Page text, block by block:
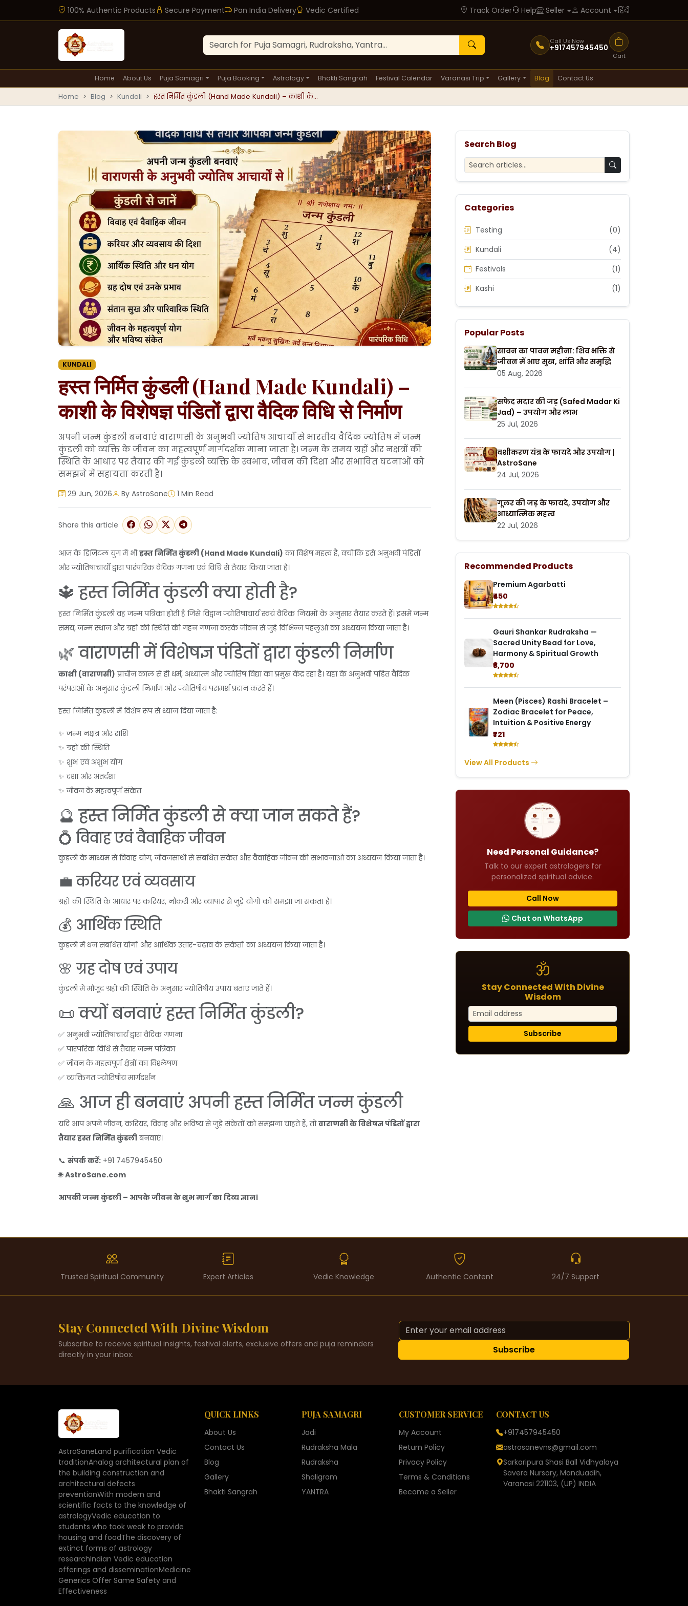
100% Authentic Products Secure Payment Pan India Delivery Vedic Certified Track Order Help Seller Account हिंदी
Call Us Now
+917457945450
Cart
Home About Us Puja Samagri Puja Booking Astrology Bhakti Sangrah Festival Calendar Varanasi Trip Gallery Blog Contact Us
Home Blog Kundali हस्त निर्मित कुंडली (Hand Made Kundali) – काशी के...
KUNDALI
हस्त निर्मित कुंडली (Hand Made Kundali) –
काशी के विशेषज्ञ पंडितों द्वारा वैदिक विधि से निर्माण
अपनी जन्म कुंडली बनवाएं वाराणसी के अनुभवी ज्योतिष आचार्यों से भारतीय वैदिक ज्योतिष में जन्म
कुंडली को व्यक्ति के जीवन का महत्वपूर्ण मार्गदर्शक माना जाता है। जन्म के समय ग्रहों और नक्षत्रों की
स्थिति के आधार पर तैयार की गई कुंडली व्यक्ति के स्वभाव, जीवन की दिशा और संभावित घटनाओं को
समझने में सहायता करती है।
29 Jun, 2026 By AstroSane 1 Min Read
Share this article
आज के डिजिटल युग में भीहस्त निर्मित कुंडली (Hand Made Kundali) का विशेष महत्व है, क्योंकि इसे अनुभवी पंडितों
और ज्योतिषाचार्यों द्वारा पारंपरिक वैदिक गणना एवं विधि से तैयार किया जाता है।
🔱 हस्त निर्मित कुंडली क्या होती है?
हस्त निर्मित कुंडली वह जन्म पत्रिका होती है जिसे विद्वान ज्योतिषाचार्य स्वयं वैदिक नियमों के अनुसार तैयार करते हैं। इसमें जन्म
समय, जन्म स्थान और ग्रहों की स्थिति की गहन गणना करके जीवन से जुड़े विभिन्न पहलुओं का अध्ययन किया जाता है।
🌿 वाराणसी में विशेषज्ञ पंडितों द्वारा कुंडली निर्माण
काशी (वाराणसी) प्राचीन काल से ही धर्म, अध्यात्म और ज्योतिष विद्या का प्रमुख केंद्र रहा है। यहां के अनुभवी पंडित वैदिक
परंपराओं के अनुसार कुंडली निर्माण और ज्योतिषीय परामर्श प्रदान करते हैं।
हस्त निर्मित कुंडली में विशेष रूप से ध्यान दिया जाता है:
✨ जन्म नक्षत्र और राशि
✨ ग्रहों की स्थिति
✨ शुभ एवं अशुभ योग
✨ दशा और अंतर्दशा
✨ जीवन के महत्वपूर्ण संकेत
🔮 हस्त निर्मित कुंडली से क्या जान सकते हैं?
💍 विवाह एवं वैवाहिक जीवन
कुंडली के माध्यम से विवाह योग, जीवनसाथी से संबंधित संकेत और वैवाहिक जीवन की संभावनाओं का अध्ययन किया जाता है।
💼 करियर एवं व्यवसाय
ग्रहों की स्थिति के आधार पर करियर, नौकरी और व्यापार से जुड़े योगों को समझा जा सकता है।
💰 आर्थिक स्थिति
कुंडली में धन संबंधित योगों और आर्थिक उतार-चढ़ाव के संकेतों का अध्ययन किया जाता है।
🌸 ग्रह दोष एवं उपाय
कुंडली में मौजूद ग्रहों की स्थिति के अनुसार ज्योतिषीय उपाय बताए जाते हैं।
📜 क्यों बनवाएं हस्त निर्मित कुंडली?
✅ अनुभवी ज्योतिषाचार्य द्वारा वैदिक गणना
✅ पारंपरिक विधि से तैयार जन्म पत्रिका
✅ जीवन के महत्वपूर्ण क्षेत्रों का विश्लेषण
✅ व्यक्तिगत ज्योतिषीय मार्गदर्शन
🙏 आज ही बनवाएं अपनी हस्त निर्मित जन्म कुंडली
यदि आप अपने जीवन, करियर, विवाह और भविष्य से जुड़े संकेतों को समझना चाहते हैं, तोवाराणसी के विशेषज्ञ पंडितों द्वारा
तैयार हस्त निर्मित कुंडलीबनवाएं।
📞 संपर्क करें: +91 7457945450
🌐AstroSane.com
आपकी जन्म कुंडली – आपके जीवन के शुभ मार्ग का दिव्य ज्ञान।
Search Blog
Categories
Testing
(0)
Kundali
(4)
Festivals
(1)
Kashi
(1)
Popular Posts
सावन का पावन महीना: शिव भक्ति से
जीवन में आए सुख, शांति और समृद्धि
05 Aug, 2026
सफेद मदार की जड़ (Safed Madar Ki
Jad) – उपयोग और लाभ
25 Jul, 2026
वशीकरण यंत्र के फायदे और उपयोग |
AstroSane
24 Jul, 2026
गूलर की जड़ के फायदे, उपयोग और
आध्यात्मिक महत्व
22 Jul, 2026
Recommended Products
Premium Agarbatti
₹450
Gauri Shankar Rudraksha —
Sacred Unity Bead for Love,
Harmony & Spiritual Growth
₹3,700
Meen (Pisces) Rashi Bracelet –
Zodiac Bracelet for Peace,
Intuition & Positive Energy
₹721
View All Products
Need Personal Guidance?
Talk to our expert astrologers for
personalized spiritual advice.
Call Now
Chat on WhatsApp
ॐ
Stay Connected With Divine
Wisdom
Subscribe
Trusted Spiritual Community Expert Articles Vedic Knowledge Authentic Content 24/7 Support
Stay Connected With Divine Wisdom
Subscribe to receive spiritual insights, festival alerts, exclusive offers and puja reminders
directly in your inbox.
Subscribe
AstroSaneLand purification Vedic
traditionAnalog architectural plan of
the building construction and
architectural defects
preventionWith modern and
scientific facts to the knowledge of
astrologyVedic education to
students who took weak to provide
housing and foodThe discovery of
extinct forms of astrology
researchIndian Vedic education
offerings and disseminationMedicine
Generics Offer Same Safety and
Effectiveness
QUICK LINKS
About Us
Contact Us
Blog
Gallery
Bhakti Sangrah
PUJA SAMAGRI
Jadi
Rudraksha Mala
Rudraksha
Shaligram
YANTRA
CUSTOMER SERVICE
My Account
Return Policy
Privacy Policy
Terms & Conditions
Become a Seller
CONTACT US
+917457945450
astrosanevns@gmail.com
Sarkaripura Shasi Ball Vidhyalaya
Savera Nursary, Manduadih,
Varanasi 221103, (UP) INDIA